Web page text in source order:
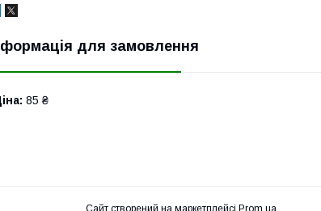
для замовлення
85 ₴
Сайт створений на маркетплейсі Prom.ua